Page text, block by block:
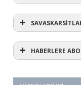
HABERLERE